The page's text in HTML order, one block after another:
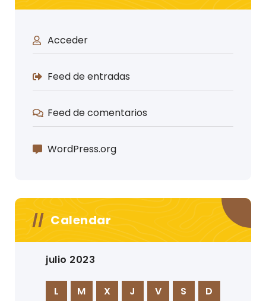
Acceder
Feed de entradas
Feed de comentarios
WordPress.org
Calendar
julio 2023
L M X J V S D